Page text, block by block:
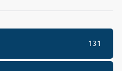
131